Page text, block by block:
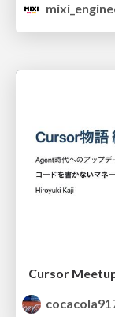
Cursor